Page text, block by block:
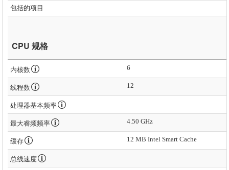
包括的项目
CPU 规格
内核数 6
线程数 12
处理器基本频率
最大睿频频率 4.50 GHz
缓存 12 MB Intel Smart Cache
总线速度